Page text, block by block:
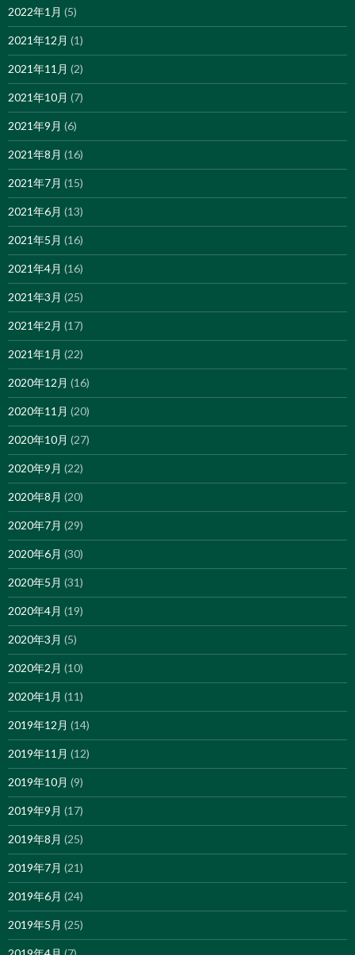
2022年1月 (5)
2021年12月 (1)
2021年11月 (2)
2021年10月 (7)
2021年9月 (6)
2021年8月 (16)
2021年7月 (15)
2021年6月 (13)
2021年5月 (16)
2021年4月 (16)
2021年3月 (25)
2021年2月 (17)
2021年1月 (22)
2020年12月 (16)
2020年11月 (20)
2020年10月 (27)
2020年9月 (22)
2020年8月 (20)
2020年7月 (29)
2020年6月 (30)
2020年5月 (31)
2020年4月 (19)
2020年3月 (5)
2020年2月 (10)
2020年1月 (11)
2019年12月 (14)
2019年11月 (12)
2019年10月 (9)
2019年9月 (17)
2019年8月 (25)
2019年7月 (21)
2019年6月 (24)
2019年5月 (25)